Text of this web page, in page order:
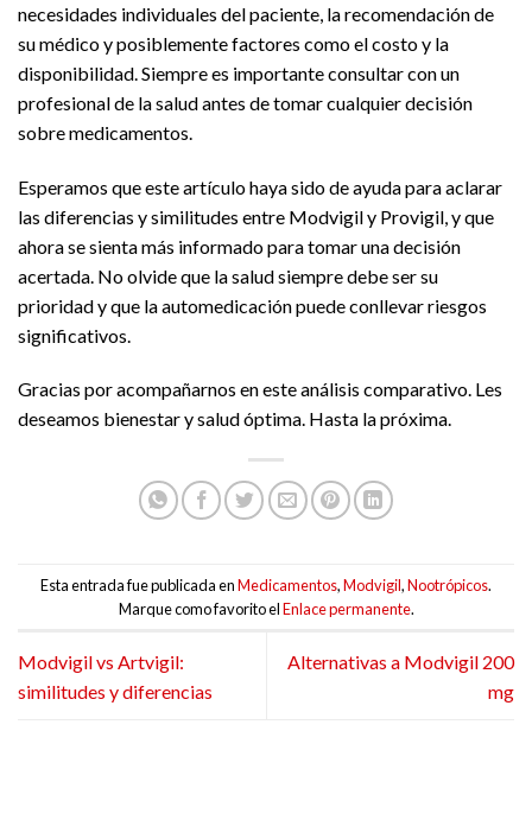
necesidades individuales del paciente, la recomendación de
su médico y posiblemente factores como el costo y la
disponibilidad. Siempre es importante consultar con un
profesional de la salud antes de tomar cualquier decisión
sobre medicamentos.
Esperamos que este artículo haya sido de ayuda para aclarar
las diferencias y similitudes entre Modvigil y Provigil, y que
ahora se sienta más informado para tomar una decisión
acertada. No olvide que la salud siempre debe ser su
prioridad y que la automedicación puede conllevar riesgos
significativos.
Gracias por acompañarnos en este análisis comparativo. Les
deseamos bienestar y salud óptima. Hasta la próxima.
Esta entrada fue publicada enMedicamentos,Modvigil,Nootrópicos.
Marque como favorito elEnlace permanente.
Modvigil vs Artvigil:
similitudes y diferencias
Alternativas a Modvigil 200
mg